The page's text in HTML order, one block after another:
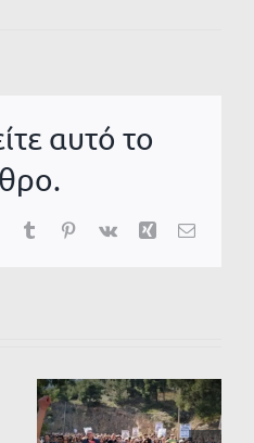
αυτό το
TumblrPinterest
Vk Xing Email